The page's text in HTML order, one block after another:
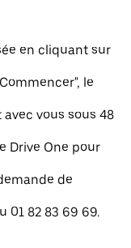
en cliquant sur
le
vous sous 48
Drive One pour
de
01 82 83 69 69.